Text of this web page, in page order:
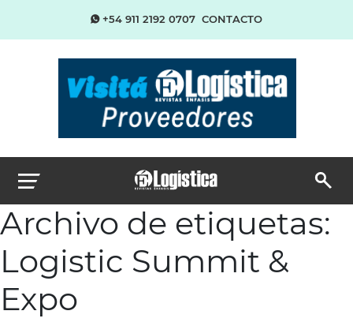
+54 911 2192 0707 CONTACTO
Archivo de etiquetas:
Logistic Summit &
Expo